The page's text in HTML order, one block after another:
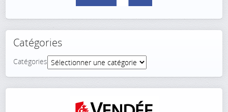
Catégories
Catégories